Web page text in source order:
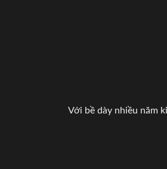
Với bề dày nhiều năm